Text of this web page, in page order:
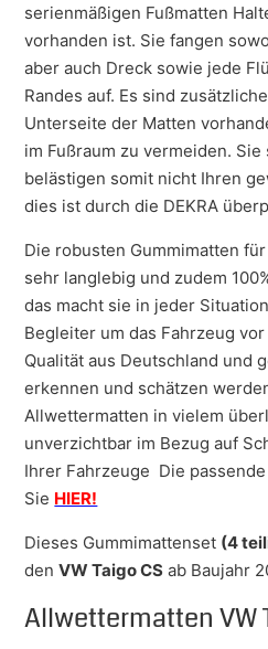
serienmäßigen Fußmatten
vorhanden ist. Sie fangen
aber auch Dreck sowie jede
Randes auf. Es sind
Unterseite der Matten
im Fußraum zu vermeiden.
belästigen somit nicht Ihren
dies ist durch die DEKRA
Die robusten Gummimatten
sehr langlebig und zudem
das macht sie in jeder
Begleiter um das Fahrzeug
Qualität aus Deutschland und
erkennen und schätzen
Allwettermatten in vielem
unverzichtbar im Bezug auf
Ihrer Fahrzeuge Die
Sie HIER!
Dieses Gummimattenset (4
denVW Taigo CS ab Baujahr
Allwettermatten VW